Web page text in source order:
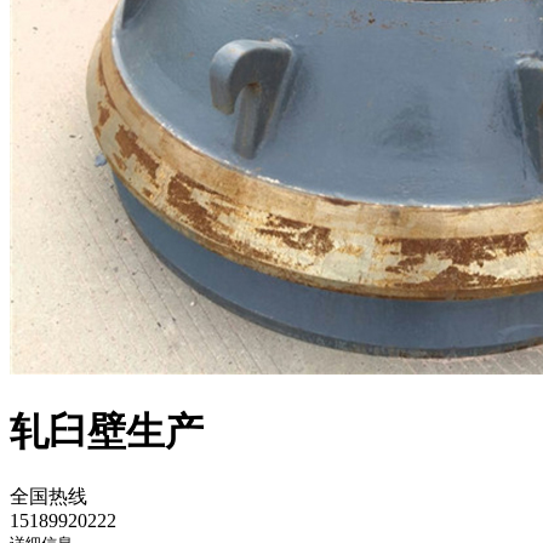
轧臼壁生产
全国热线
15189920222